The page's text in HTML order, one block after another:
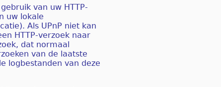
van uw HTTP-
uw lokale
Als UPnP niet kan
HTTP-verzoek naar
dat normaal
van de laatste
logbestanden van deze